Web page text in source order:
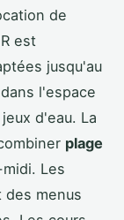
de
est
jusqu'au
l'espace
d'eau. La
plage
Les
des menus